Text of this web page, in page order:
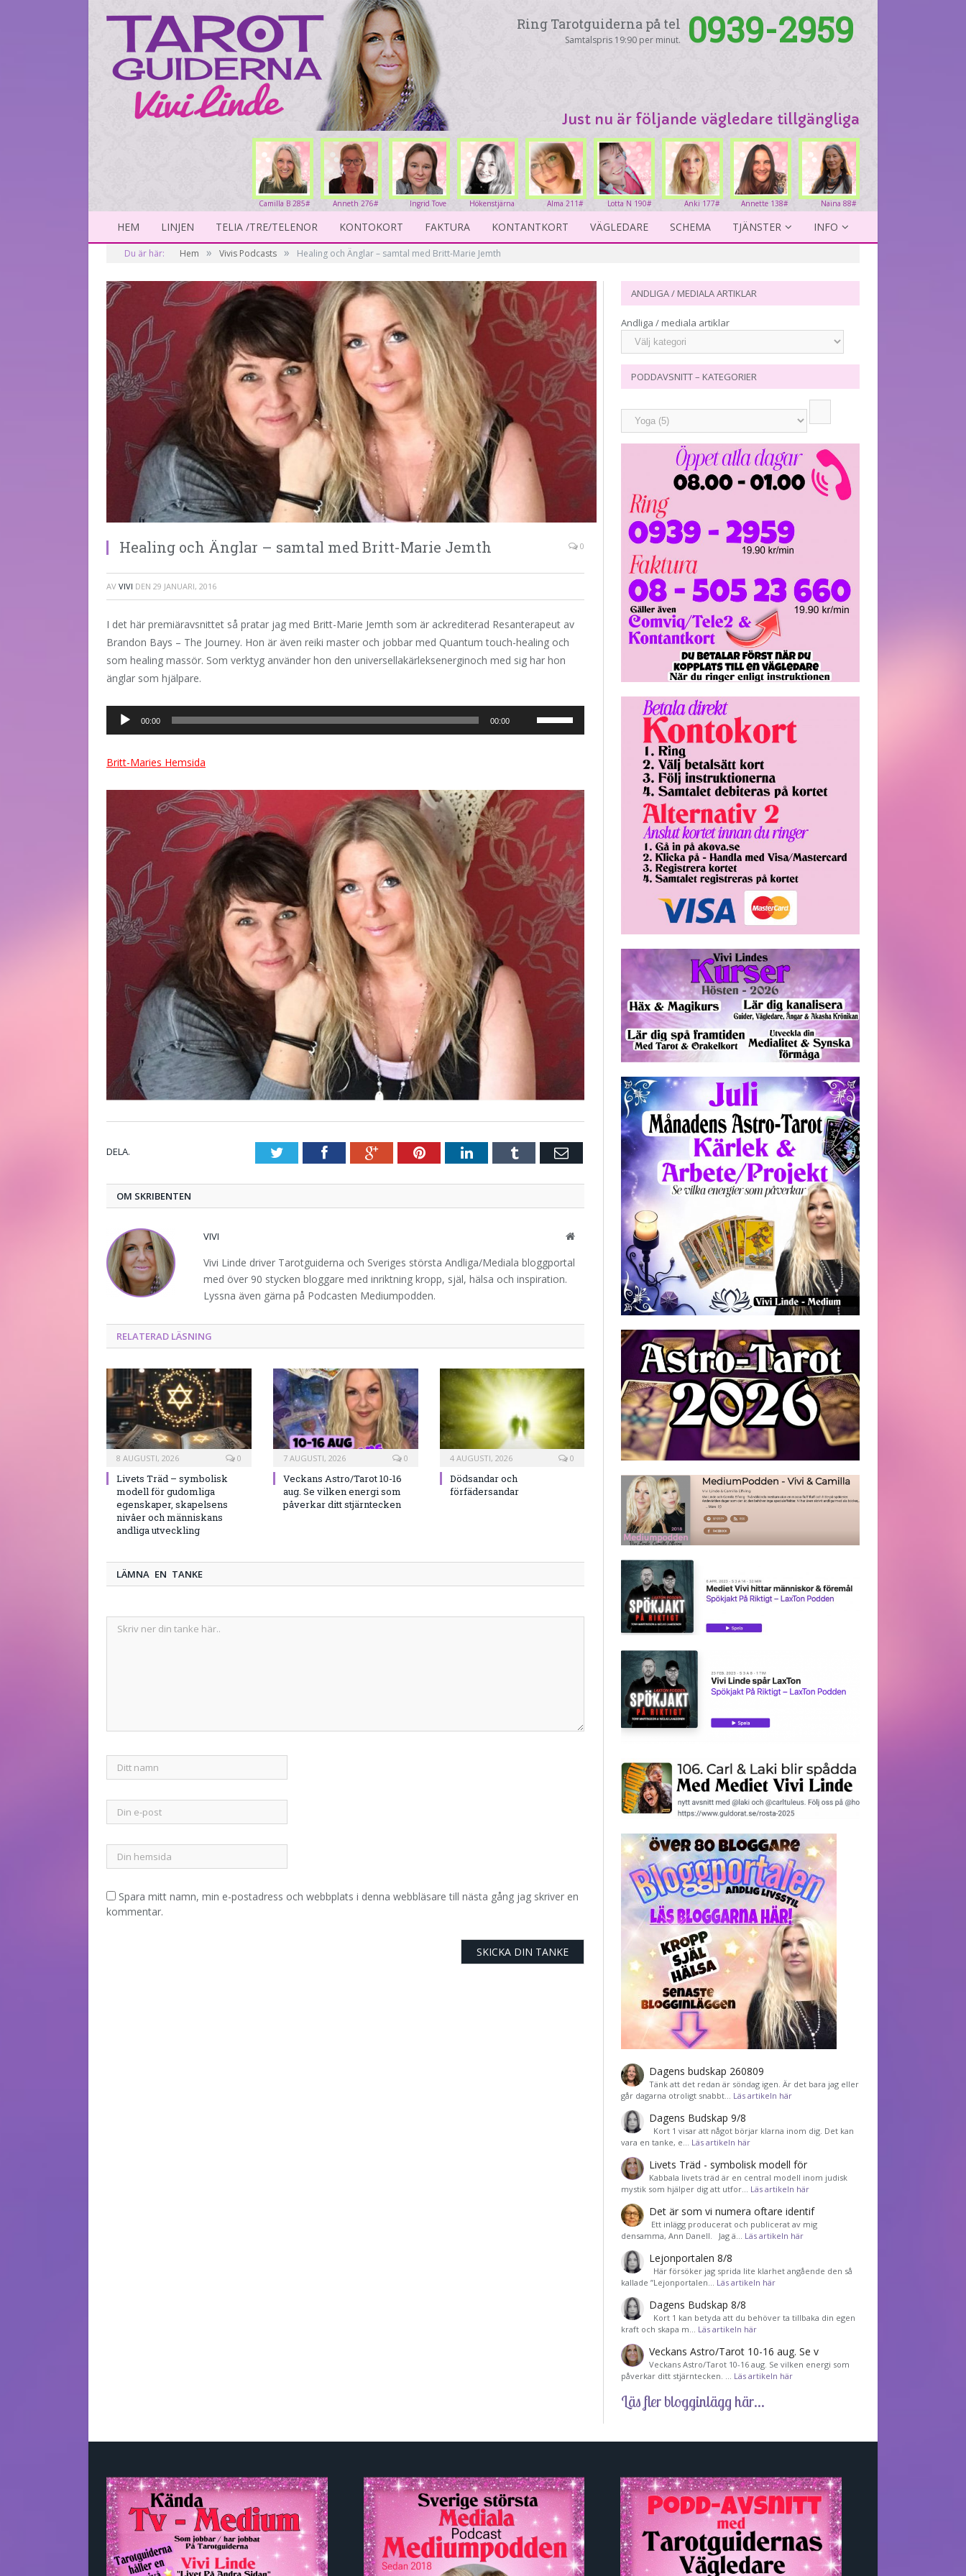
Ring Tarotguiderna på tel
Samtalspris 19:90 per minut. 0939-2959
Just nu är följande vägledare tillgängliga
Naina 88#
Annette 138#
Anki 177#
Lotta N 190#
Alma 211#
Hökenstjärna
231#
Ingrid Tove
234#
Anneth 276#
Camilla B 285#
HEM LINJEN TELIA /TRE/TELENOR KONTOKORT FAKTURA KONTANTKORT VÄGLEDARE SCHEMA TJÄNSTER INFO
Du är här: Hem » Vivis Podcasts » Healing och Änglar – samtal med Britt-Marie Jemth
Healing och Änglar – samtal med Britt-Marie Jemth 0
AV VIVI DEN 29 JANUARI, 2016
I det här premiäravsnittet så pratar jag med Britt-Marie Jemth som är ackrediterad Resanterapeut av
Brandon Bays – The Journey. Hon är även reiki master och jobbar med Quantum touch-healing och
som healing massör. Som verktyg använder hon den universellakärleksenerginoch med sig har hon
änglar som hjälpare.
Ljudspelare
00:00 00:00
höja
eller
sänka
volymen.
Britt-Maries Hemsida
DELA. TwitterFacebookGoogle+PinterestLinkedInTumblr E-
OM SKRIBENTEN
VIVI Website
Vivi Linde driver Tarotguiderna och Sveriges största Andliga/Mediala bloggportal
med över 90 stycken bloggare med inriktning kropp, själ, hälsa och inspiration.
Lyssna även gärna på Podcasten Mediumpodden.
RELATERAD LÄSNING
8 AUGUSTI, 2026 0
Livets Träd – symbolisk
modell för gudomliga
egenskaper, skapelsens
nivåer och människans
andliga utveckling
7 AUGUSTI, 2026 0
Veckans Astro/Tarot 10-16
aug. Se vilken energi som
påverkar ditt stjärntecken
4 AUGUSTI, 2026 0
Dödsandar och
förfädersandar
LÄMNA EN TANKE
Spara mitt namn, min e-postadress och webbplats i denna webbläsare till nästa gång jag skriver en
kommentar.
ANDLIGA / MEDIALA ARTIKLAR
Andliga / mediala artiklar
PODDAVSNITT – KATEGORIER
Dagens budskap 260809
Tänk att det redan är söndag igen. Är det bara jag eller
går dagarna otroligt snabbt… Läs artikeln här
Dagens Budskap 9/8
Kort 1 visar att något börjar klarna inom dig. Det kan
vara en tanke, e… Läs artikeln här
Livets Träd - symbolisk modell för
Kabbala livets träd är en central modell inom judisk
mystik som hjälper dig att utfor… Läs artikeln här
Det är som vi numera oftare identif
͏ Ett inlägg producerat och publicerat av mig
densamma, Ann Danell. Jag ä… Läs artikeln här
Lejonportalen 8/8
Här försöker jag sprida lite klarhet angående den så
kallade ”Lejonportalen… Läs artikeln här
Dagens Budskap 8/8
Kort 1 kan betyda att du behöver ta tillbaka din egen
kraft och skapa m… Läs artikeln här
Veckans Astro/Tarot 10-16 aug. Se v
Veckans Astro/Tarot 10-16 aug. Se vilken energi som
påverkar ditt stjärntecken. … Läs artikeln här
Läs fler blogginlägg här...